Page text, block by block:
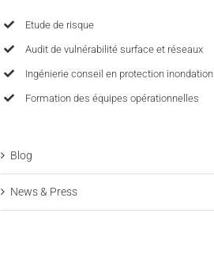
Etude de risque
Audit de vulnérabilité surface et réseaux
Ingénierie conseil en protection inondation
Formation des équipes opérationnelles
Blog
News & Press